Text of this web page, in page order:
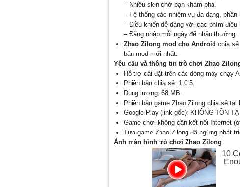
– Nhiều skin chờ bạn khám phá.
– Hệ thống các nhiệm vụ đa dạng, phần
– Điều khiển dễ dàng với các phím điều
– Đăng nhập mỗi ngày để nhận thưởng.
Zhao Zilong mod cho Android chia
bản mod mới nhất.
Yêu cầu và thông tin trò chơi Zhao
Hỗ trợ cài đặt trên các dòng máy chạy
Phiên bản chia sẻ: 1.0.5.
Dung lượng: 68 MB.
Phiên bản game Zhao Zilong chia sẻ
Google Play (link gốc): KHÔNG TỒN
Game chơi không cần kết nối Internet
Tựa game Zhao Zilong đã ngừng phát
Ảnh màn hình trò chơi Zhao Zilong